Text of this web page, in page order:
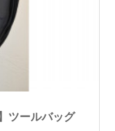
ツールバッグ